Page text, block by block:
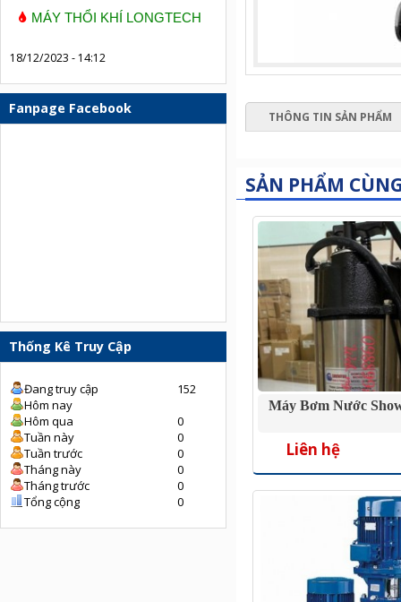
MÁY THỔI KHÍ LONGTECH
18/12/2023 - 14:12
Fanpage Facebook
Thống Kê Truy Cập
Đang truy cập
152
Hôm nay
Hôm qua
0
Tuần này
0
Tuần trước
0
Tháng này
0
Tháng trước
0
Tổng cộng
0
THÔNG TIN SẢN PHẨM
SẢN PHẨM
Máy Bơm Nước
Liên hệ